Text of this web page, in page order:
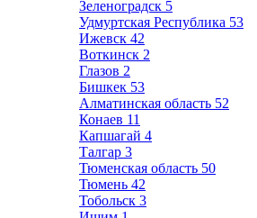
Зеленоградск 5
Удмуртская Республика 53
Ижевск 42
Воткинск 2
Глазов 2
Бишкек 53
Алматинская область 52
Конаев 11
Капшагай 4
Талгар 3
Тюменская область 50
Тюмень 42
Тобольск 3